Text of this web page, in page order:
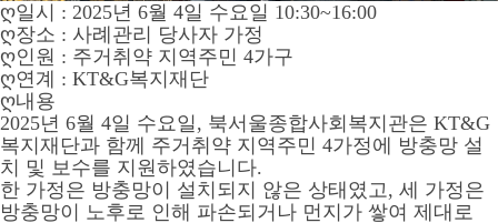
ღ일시 : 2025년 6월 4일 수요일 10:30~16:00
ღ장소 : 사례관리 당사자 가정
ღ인원 : 주거취약 지역주민 4가구
ღ연계 : KT&G복지재단
ღ내용
2025년 6월 4일 수요일, 북서울종합사회복지관은 KT&G
복지재단과 함께 주거취약 지역주민 4가정에 방충망 설
치 및 보수를 지원하였습니다.
한 가정은 방충망이 설치되지 않은 상태였고, 세 가정은
방충망이 노후로 인해 파손되거나 먼지가 쌓여 제대로